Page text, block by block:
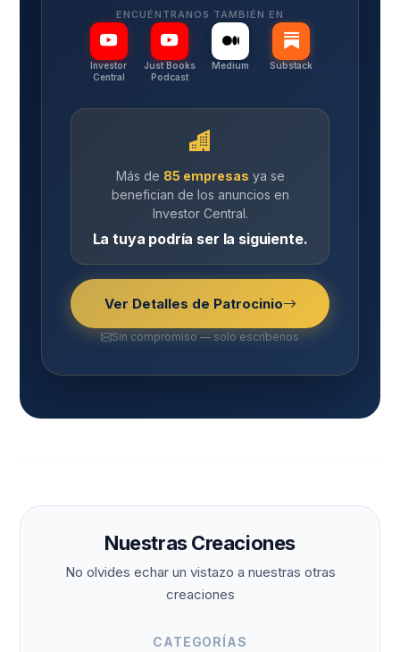
ENCUÉNTRANOS TAMBIÉN EN
Investor
Central
Just Books
Podcast
Medium Substack
Más de 85 empresas ya se
benefician de los anuncios en
Investor Central.
La tuya podría ser la siguiente.
Ver Detalles de Patrocinio
Sin compromiso — solo escríbenos
Nuestras Creaciones
No olvides echar un vistazo a nuestras otras
creaciones
CATEGORÍAS